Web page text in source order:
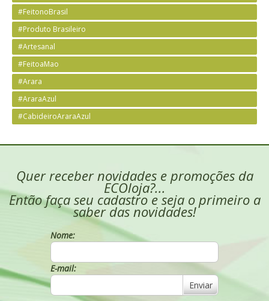
#FeitonoBrasil
#Produto Brasileiro
#Artesanal
#FeitoaMao
#Arara
#AraraAzul
#CabideiroAraraAzul
Quer receber novidades e promoções da
ECOloja?...
Então faça seu cadastro e seja o primeiro a
saber das novidades!
Nome:
E-mail:
Enviar